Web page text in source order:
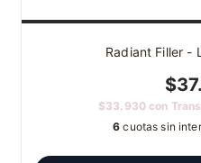
Radiant Filler -
$33.930con
6 cuotas sin